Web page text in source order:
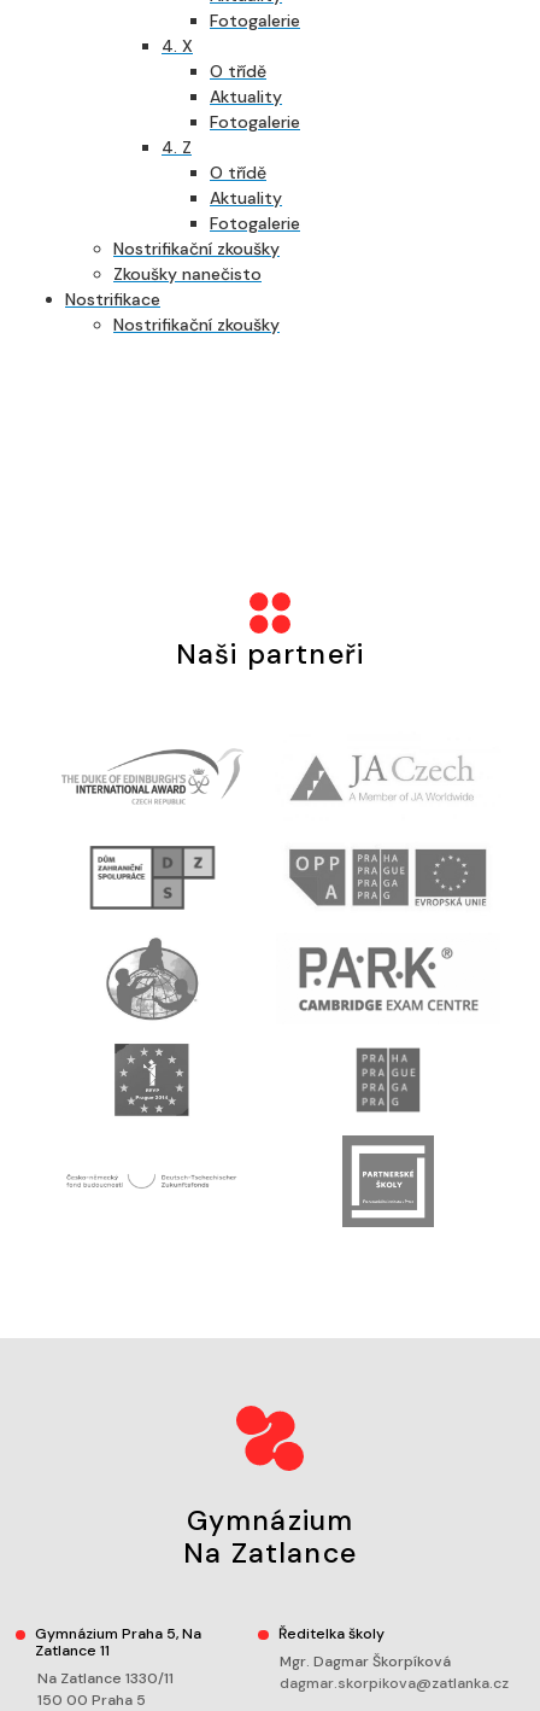
Fotogalerie
4. X
O třídě
Aktuality
Fotogalerie
4. Z
O třídě
Aktuality
Fotogalerie
Nostrifikační zkoušky
Zkoušky nanečisto
Nostrifikace
Nostrifikační zkoušky
Naši partneři
Gymnázium
Na Zatlance
Gymnázium Praha 5, Na
Zatlance 11
Na Zatlance 1330/11
150 00 Praha 5
Ředitelka školy
Mgr. Dagmar Škorpíková
dagmar.skorpikova@zatlanka.cz